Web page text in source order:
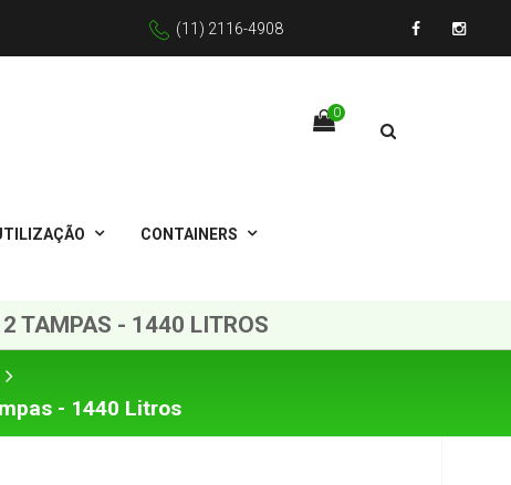
(11) 2116-4908
Facebook
0
CONTAINERS
TAMPAS - 1440 LITROS
- 1440 Litros